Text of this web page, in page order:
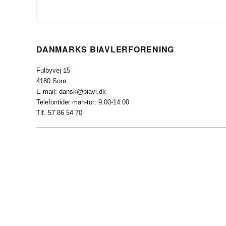
DANMARKS BIAVLERFORENING
Fulbyvej 15
4180 Sorø
E-mail: dansk@biavl.dk
Telefontider man-tor: 9.00-14.00
Tlf. 57 86 54 70